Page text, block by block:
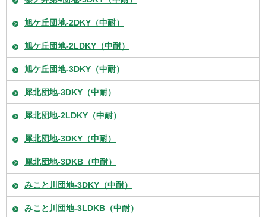
旭ケ丘団地-2DKY（中耐）
旭ケ丘団地-2LDKY（中耐）
旭ケ丘団地-3DKY（中耐）
犀北団地-3DKY（中耐）
犀北団地-2LDKY（中耐）
犀北団地-3DKY（中耐）
犀北団地-3DKB（中耐）
みこと川団地-3DKY（中耐）
みこと川団地-3LDKB（中耐）